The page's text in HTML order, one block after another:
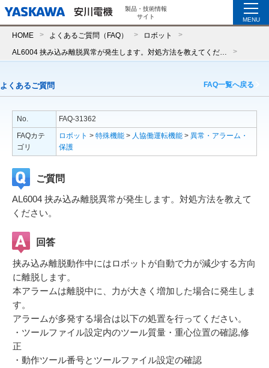
製品・技術情報
サイト
MENU
HOME よくあるご質問（FAQ） ロボット
よくあるご質問 FAQ一覧へ戻る
No.
FAQ-31362
FAQカテ
ゴリ
ロボット > 特殊機能 > 人協働運転機能 > 異常・アラーム・
保護
ご質問
AL6004 挟み込み離脱異常が発生します。対処方法を教えて
ください。
回答
挟み込み離脱動作中にはロボットが自動で力が減少する方向
に離脱します。
本アラームは離脱中に、力が大きく増加した場合に発生しま
す。
アラームが多発する場合は以下の処置を行ってください。
・ツールファイル設定内のツール質量・重心位置の確認,修
正
・動作ツール番号とツールファイル設定の確認